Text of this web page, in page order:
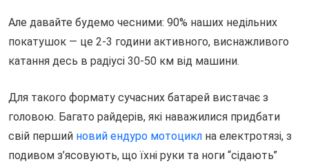
Але давайте будемо чесними: 90% наших недільних
покатушок — це 2-3 години активного, виснажливого
катання десь в радіусі 30-50 км від машини.
Для такого формату сучасних батарей вистачає з
головою. Багато райдерів, які наважилися придбати
свій перший новий ендуро мотоцикл на електротязі, з
подивом з’ясовують, що їхні руки та ноги “сідають”